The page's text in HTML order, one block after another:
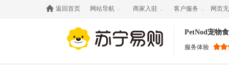
 返回首页 网站导航  商家入驻  客户服务  网页
PetNod宠物
服务体验